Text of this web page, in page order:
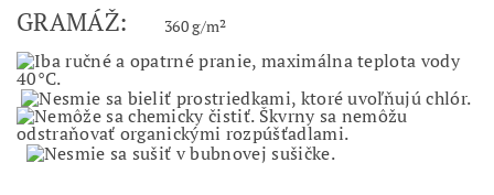
GRAMÁŽ: 360 g/m²